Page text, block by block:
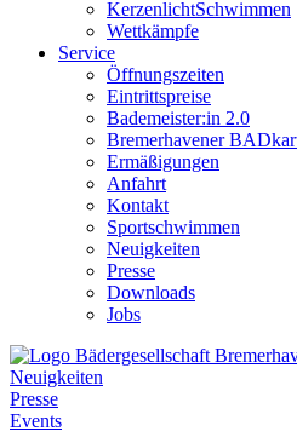
KerzenlichtSchwimmen
Wettkämpfe
Service
Öffnungszeiten
Eintrittspreise
Bademeister:in 2.0
Bremerhavener
Ermäßigungen
Anfahrt
Kontakt
Sportschwimmen
Neuigkeiten
Presse
Downloads
Jobs
Neuigkeiten
Presse
Events